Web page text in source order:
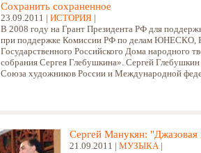
Сохранить сохраненное
23.09.2011 | ИСТОРИЯ |
В 2008 году на Грант Президента РФ для
при поддержке Комиссии РФ по делам ЮНЕСКО,
Государственного Российского Дома
собрания Сергея Глебушкина». Сергей
Союза художников России и Международной
Сергей Манукян:
21.09.2011 | МУЗЫКА|